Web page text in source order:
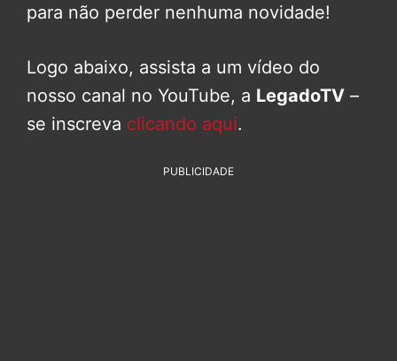
para não perder nenhuma novidade!
Logo abaixo, assista a um vídeo do
nosso canal no YouTube, a LegadoTV –
se inscreva clicando aqui.
PUBLICIDADE